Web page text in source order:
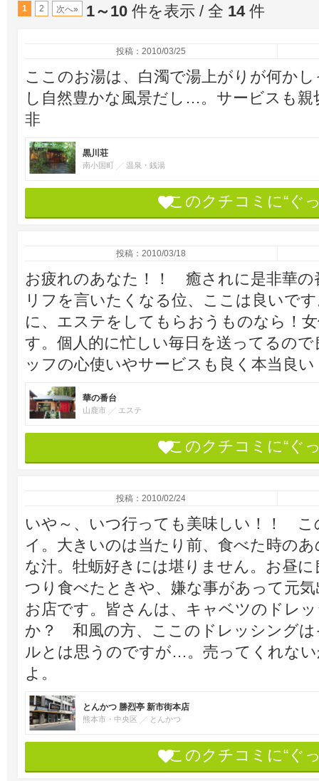
1 2 次へ» 1～10 件を表示 / 全 14件
投稿：2010/03/25
ここのお湯は、白濁で湯上がりが何か
し自然豊かな風景だし…。サービスも
非
黒川荘
南小国町 温泉・銭湯
このクチコミに“ぐ
投稿：2010/03/18
お疲れのあなた！！ 癒されに是非華
リフを言いたくなる位、ここは良いで
に、エステをしてもらおうものなら！
す。個人的に忙しい毎日を送ってるの
ッフの心使いやサービスも良く本当良
華の番台
山鹿市 エステ
このクチコミに“ぐ
投稿：2010/02/24
いや～、いつ行っても美味しい！！ こ
イ。大きいのは当たり前、食べた時の
な汁。牡蛎好きには堪りません。お昼
つり食べたときや、嫌な事があって元
お店です。皆さんは、キャベツのドレ
か？ 和風の方、ここのドレッシング
ルとは思うのですが…。売ってくれな
よ。
とんかつ 勝烈亭 新市街本店
熊本市・中央区 とんかつ
このクチコミに“ぐ